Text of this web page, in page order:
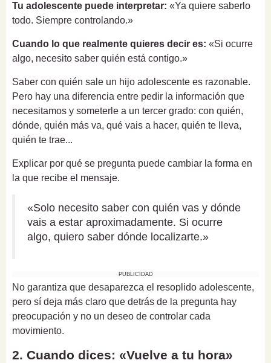
Tu adolescente puede interpretar: «Ya quiere saberlo
todo. Siempre controlando.»
Cuando lo que realmente quieres decir es: «Si ocurre
algo, necesito saber quién está contigo.»
Saber con quién sale un hijo adolescente es razonable.
Pero hay una diferencia entre pedir la información que
necesitamos y someterle a un tercer grado: con quién,
dónde, quién más va, qué vais a hacer, quién te lleva,
quién te trae...
Explicar por qué se pregunta puede cambiar la forma en
la que recibe el mensaje.
«Solo necesito saber con quién vas y dónde
vais a estar aproximadamente. Si ocurre
algo, quiero saber dónde localizarte.»
PUBLICIDAD
No garantiza que desaparezca el resoplido adolescente,
pero sí deja más claro que detrás de la pregunta hay
preocupación y no un deseo de controlar cada
movimiento.
2. Cuando dices: «Vuelve a tu hora»